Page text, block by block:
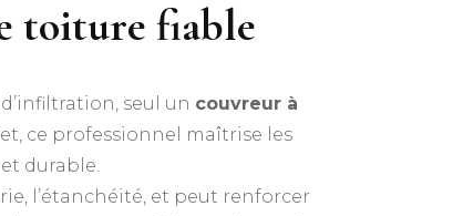
toiture fiable
seul un couvreur à
ce professionnel maîtrise les
durable.
l’étanchéité, et peut renforcer